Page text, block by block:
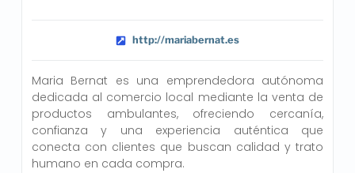
http://mariabernat.es
Maria Bernat es una emprendedora autónoma
dedicada al comercio local mediante la venta de
productos ambulantes, ofreciendo cercanía,
confianza y una experiencia auténtica que
conecta con clientes que buscan calidad y trato
humano en cada compra.